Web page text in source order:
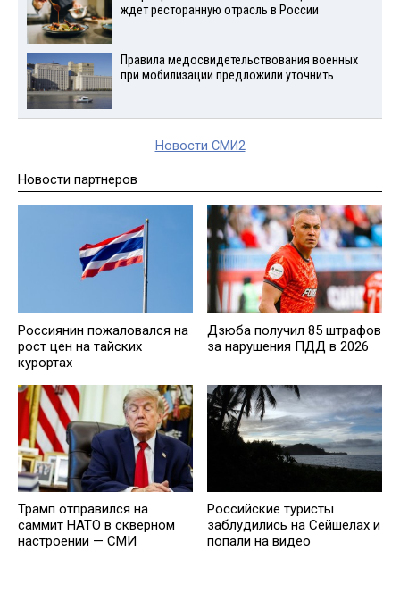
ждет ресторанную отрасль в России
Правила медосвидетельствования военных
при мобилизации предложили уточнить
Новости СМИ2
Новости партнеров
Россиянин пожаловался на
рост цен на тайских
курортах
Дзюба получил 85 штрафов
за нарушения ПДД в 2026
Трамп отправился на
саммит НАТО в скверном
настроении — СМИ
Российские туристы
заблудились на Сейшелах и
попали на видео